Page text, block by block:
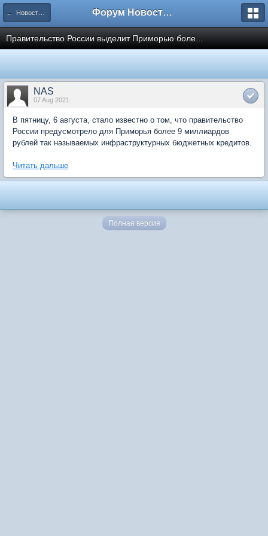
← Новости рынка недвижимости Форум Новостройки
Правительство России выделит Приморью боле...
NAS
07 Aug 2021
В пятницу, 6 августа, стало известно о том, что правительство
России предусмотрело для Приморья более 9 миллиардов
рублей так называемых инфраструктурных бюджетных кредитов.
Читать дальше
Полная версия